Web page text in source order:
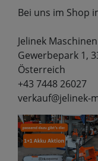
Bei uns im Shop
Jelinek
Gewerbepark 1,
Österreich
+43 7448 26027
verkauf@jelinek-